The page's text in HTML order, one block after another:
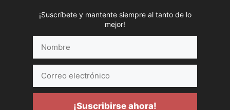
¡Suscríbete y mantente siempre al tanto de lo
mejor!
electrónico
¡Suscribirse ahora!